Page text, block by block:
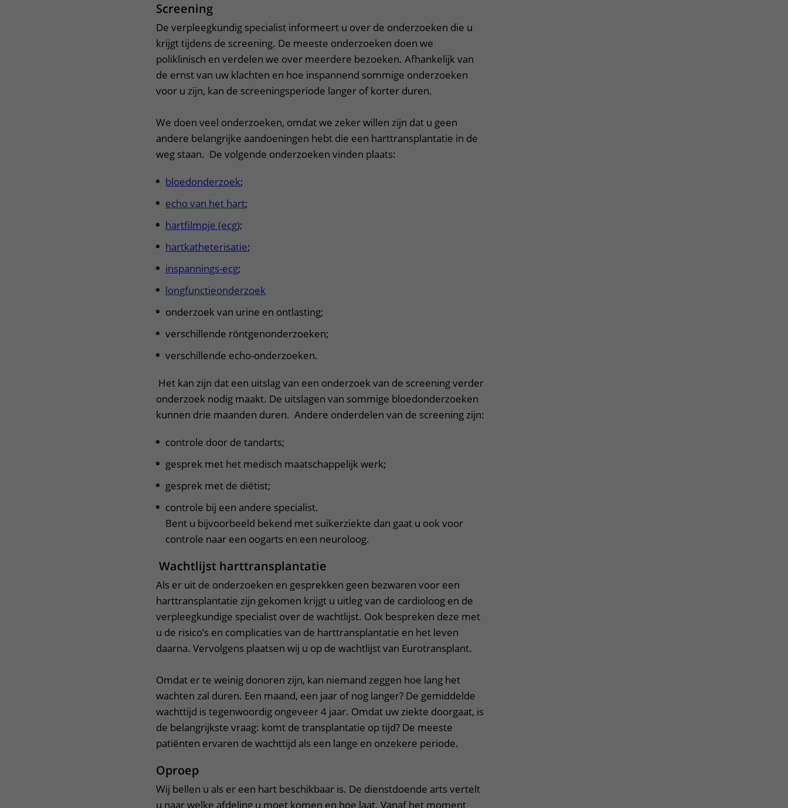
Screening
De verpleegkundig specialist informeert u over de onderzoeken die u
krijgt tijdens de screening. De meeste onderzoeken doen we
poliklinisch en verdelen we over meerdere bezoeken. Afhankelijk van
de ernst van uw klachten en hoe inspannend sommige onderzoeken
voor u zijn, kan de screeningsperiode langer of korter duren.
We doen veel onderzoeken, omdat we zeker willen zijn dat u geen
andere belangrijke aandoeningen hebt die een harttransplantatie in de
weg staan. De volgende onderzoeken vinden plaats:
bloedonderzoek;
echo van het hart;
hartfilmpje (ecg);
hartkatheterisatie;
inspannings-ecg;
longfunctieonderzoek
onderzoek van urine en ontlasting;
verschillende röntgenonderzoeken;
verschillende echo-onderzoeken.
Het kan zijn dat een uitslag van een onderzoek van de screening verder
onderzoek nodig maakt. De uitslagen van sommige bloedonderzoeken
kunnen drie maanden duren. Andere onderdelen van de screening zijn:
controle door de tandarts;
gesprek met het medisch maatschappelijk werk;
gesprek met de diëtist;
controle bij een andere specialist.
Bent u bijvoorbeeld bekend met suikerziekte dan gaat u ook voor
controle naar een oogarts en een neuroloog.
Wachtlijst harttransplantatie
Als er uit de onderzoeken en gesprekken geen bezwaren voor een
harttransplantatie zijn gekomen krijgt u uitleg van de cardioloog en de
verpleegkundige specialist over de wachtlijst. Ook bespreken deze met
u de risico’s en complicaties van de harttransplantatie en het leven
daarna. Vervolgens plaatsen wij u op de wachtlijst van Eurotransplant.
Omdat er te weinig donoren zijn, kan niemand zeggen hoe lang het
wachten zal duren. Een maand, een jaar of nog langer? De gemiddelde
wachttijd is tegenwoordig ongeveer 4 jaar. Omdat uw ziekte doorgaat, is
de belangrijkste vraag: komt de transplantatie op tijd? De meeste
patiënten ervaren de wachttijd als een lange en onzekere periode.
Oproep
Wij bellen u als er een hart beschikbaar is. De dienstdoende arts vertelt
u naar welke afdeling u moet komen en hoe laat. Vanaf het moment